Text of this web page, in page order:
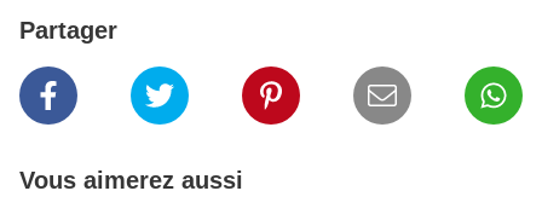
Partager
Vous aimerez aussi